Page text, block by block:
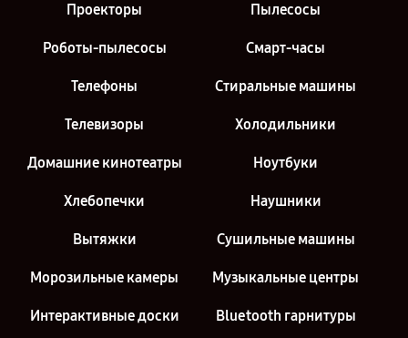
Проекторы Пылесосы
Роботы-пылесосы Смарт-часы
Телефоны Стиральные машины
Телевизоры Холодильники
Домашние кинотеатры Ноутбуки
Хлебопечки Наушники
Вытяжки Сушильные машины
Морозильные камеры Музыкальные центры
Интерактивные доски Bluetooth гарнитуры